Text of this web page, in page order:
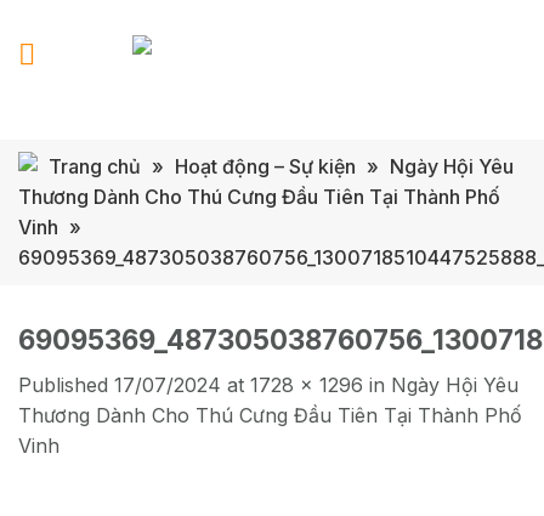
Trang chủ » Hoạt động – Sự kiện » Ngày Hội Yêu
Thương Dành Cho Thú Cưng Đầu Tiên Tại Thành Phố
Vinh »
Published 17/07/2024 at 1728 × 1296 in Ngày Hội Yêu
Thương Dành Cho Thú Cưng Đầu Tiên Tại Thành Phố
Vinh